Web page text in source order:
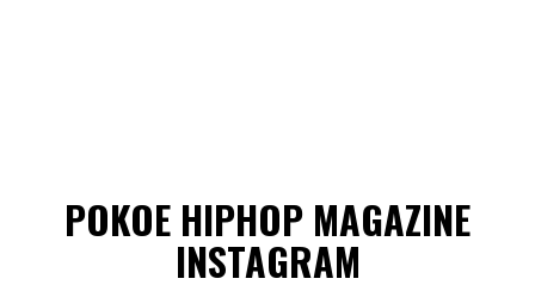
POKOE HIPHOP MAGAZINE
INSTAGRAM